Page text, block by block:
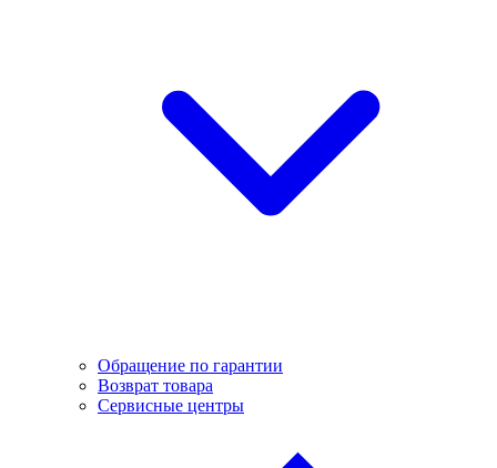
Обращение по гарантии
Возврат товара
Сервисные центры